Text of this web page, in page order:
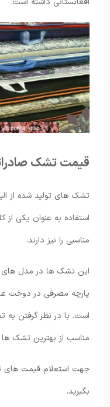
قیمت تشک
تشک های تولید شده از
استفاده به عنوان یکی
مناسبی را نیز دارند.
این تشک ها در مدل های
پارچه مصرفی در دوخت
است. با در نظر گرفتن به
مناسب از بهترین تشک ها
جهت استعلام قیمت های
بگیرید.